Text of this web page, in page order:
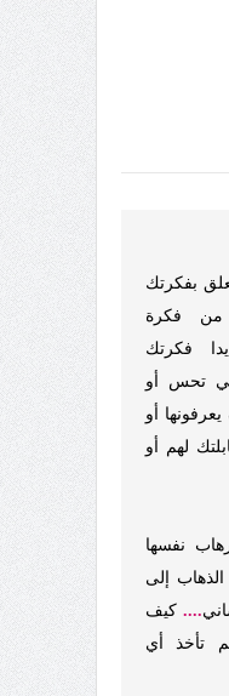
بفكرتك
فكرة
فكرتك
تحس أو
أو
لهم أو
نفسها
إلى
.... كيف
تأخذ أي